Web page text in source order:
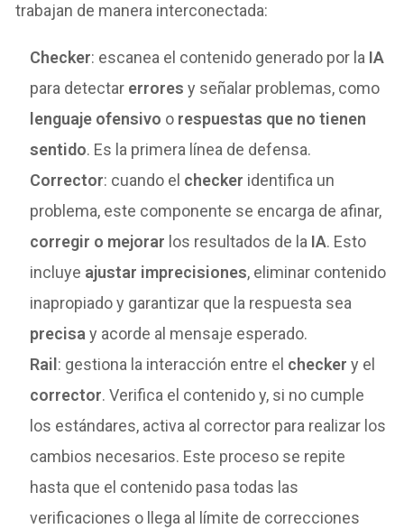
trabajan de manera interconectada:
Checker: escanea el contenido generado por la IA
para detectar errores y señalar problemas, como
lenguaje ofensivo o respuestas que no tienen
sentido. Es la primera línea de defensa.
Corrector: cuando el checker identifica un
problema, este componente se encarga de afinar,
corregir o mejorar los resultados de la IA. Esto
incluye ajustar imprecisiones, eliminar contenido
inapropiado y garantizar que la respuesta sea
precisa y acorde al mensaje esperado.
Rail : gestiona la interacción entre el checker y el
corrector. Verifica el contenido y, si no cumple
los estándares, activa al corrector para realizar los
cambios necesarios. Este proceso se repite
hasta que el contenido pasa todas las
verificaciones o llega al límite de correcciones